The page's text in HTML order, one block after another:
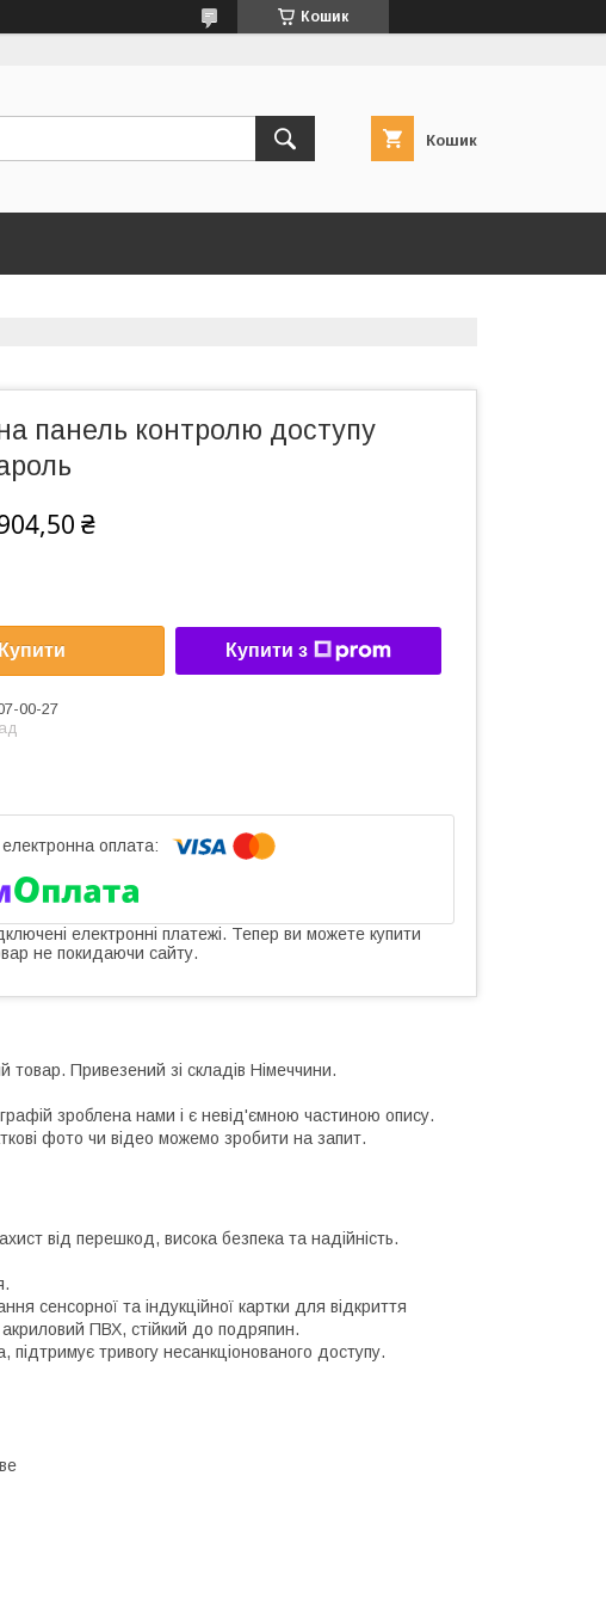
Кошик
Кошик
панель контролю доступу
₴
Купити Купити з
00-27
електронні платежі. Тепер ви можете купити
не покидаючи сайту.
товар. Привезений зі складів Німеччини.
зроблена нами і є невід'ємною частиною опису.
фото чи відео можемо зробити на запит.
від перешкод, висока безпека та надійність.
сенсорної та індукційної картки для відкриття
ПВХ, стійкий до подряпин.
підтримує тривогу несанкціонованого доступу.